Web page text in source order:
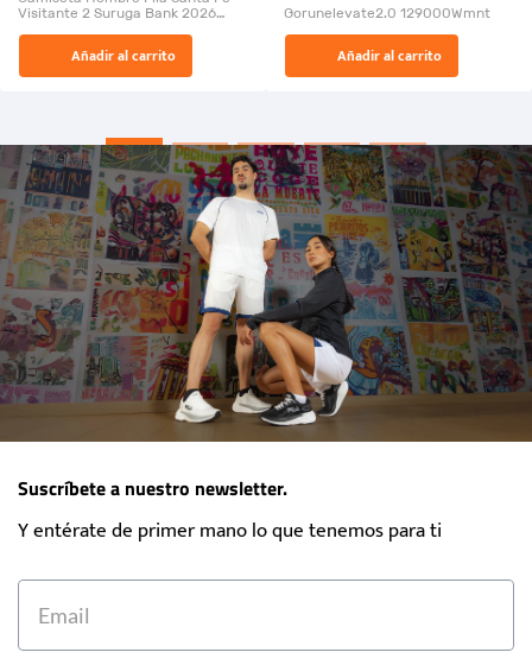
Visitante 2 Suruga Bank 2026
El Rugido del Sol Naciente:
“Primeros para la Et...
Añadir al carrito
Gorunelevate2.0 129000Wmnt
Añadir al carrito
Suscríbete a nuestro newsletter.
Y entérate de primer mano lo que tenemos para ti